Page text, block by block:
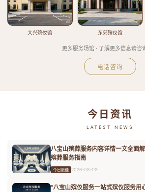
大兴殡仪馆 东郊殡仪馆
更多服务场馆 · 了解更多信息请咨
电话咨询
今日资讯
LATEST NEWS
八宝山殡葬服务内容详情一文全面
殡葬服务指南
今日最佳 2026-08-08
“八宝山殡仪服务一站式殡仪服务用